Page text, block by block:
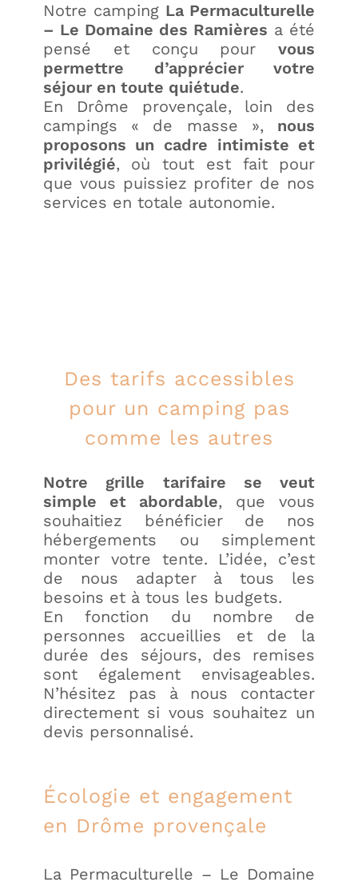
Notre camping La Permaculturelle
– Le Domaine des Ramières a été
pensé et conçu pourvous
permettre d’apprécier votre
séjour en toute quiétude.
En Drôme provençale, loin des
campings « de masse », nous
proposons un cadre intimiste et
privilégié, où tout est fait pour
que vous puissiez profiter de nos
services en totale autonomie.
Des tarifs accessibles
pour un camping pas
comme les autres
Notre grille tarifaire se veut
simple et abordable, que vous
souhaitiez bénéficier de nos
hébergements ou simplement
monter votre tente. L’idée, c’est
de nous adapter à tous les
besoins et à tous les budgets.
En fonction du nombre de
personnes accueillies et de la
durée des séjours, des remises
sont également envisageables.
N’hésitez pas à nous contacter
directement si vous souhaitez un
devis personnalisé.
Écologie et engagement
en Drôme provençale
La Permaculturelle – Le Domaine